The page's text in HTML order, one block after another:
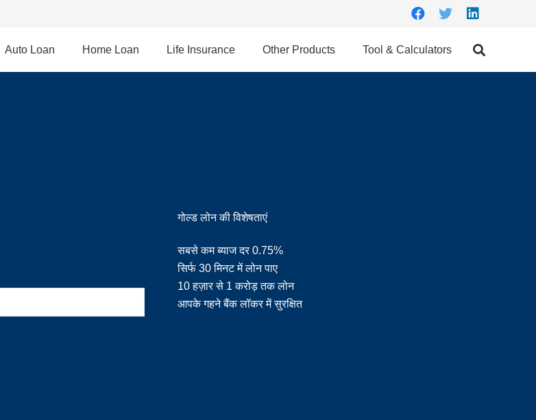
Auto Loan Home Loan Life Insurance Other Products Tool & Calculators
गोल्ड लोन की विशेषताएं
सबसे कम ब्याज दर 0.75%
सिर्फ 30 मिनट में लोन पाए
10 हज़ार से 1 करोड़ तक लोन
आपके गहने बैंक लॉकर में सुरक्षित